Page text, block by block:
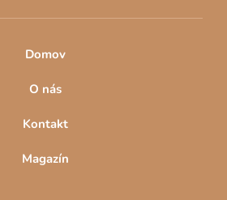
Domov
O nás
Kontakt
Magazín